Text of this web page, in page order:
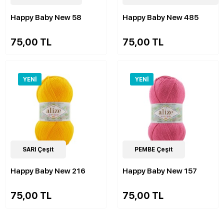
Happy Baby New 58
75,00 TL
Happy Baby New 485
75,00 TL
YENI
22Çeşit
SARI Çeşit
Happy Baby New 216
75,00 TL
YENI
21Çeşit
PEMBE Çeşit
Happy Baby New 157
75,00 TL